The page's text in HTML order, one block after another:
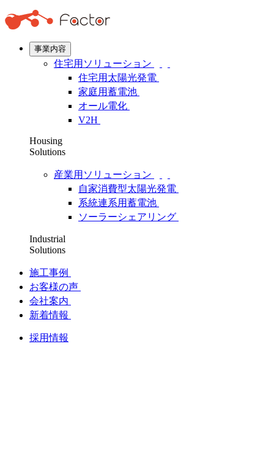
事業内容
住宅用ソリューション
住宅用太陽光発電
家庭用蓄電池
オール電化
V2H
Housing
Solutions
産業用ソリューション
自家消費型太陽光発電
系統連系用蓄電池
ソーラーシェアリング
Industrial
Solutions
施工事例
お客様の声
会社案内
新着情報
採用情報